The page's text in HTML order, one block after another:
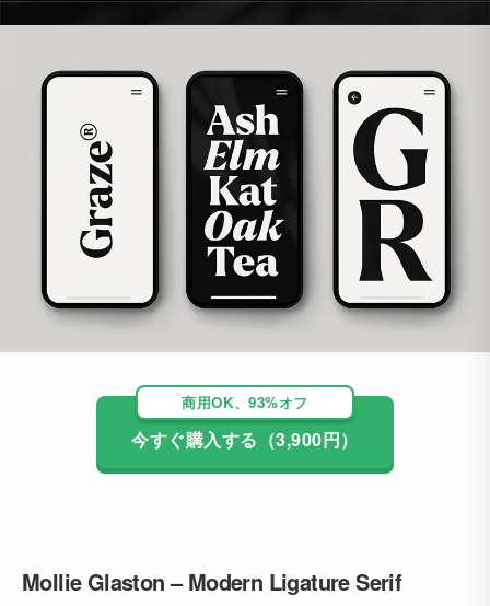
商用OK、93%オフ
今すぐ購入する（3,900円）
Mollie Glaston – Modern Ligature Serif